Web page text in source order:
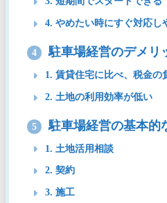
4. やめたい時にすぐ対応し
4 駐車場経営のデメリ
1. 賃貸住宅に比べ、税金の
2. 土地の利用効率が低い
5 駐車場経営の基本的
1. 土地活用相談
2. 契約
3. 施工